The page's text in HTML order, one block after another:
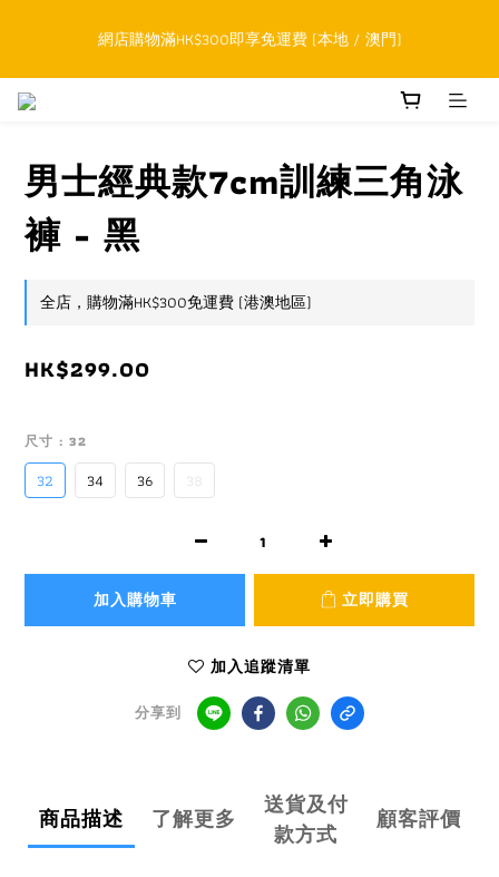
網店購物滿HK$300即享免運費 (本地 / 澳門)
累積購物滿HK$800升級為網上VIP，下一訂單開始永久可享正價貨
順豐香港SFHK APP取件通知功能將取代SMS短訊
男士經典款7cm訓練三角泳
褲 - 黑
全店，購物滿HK$300免運費 (港澳地區)
HK$299.00
尺寸 : 32
32 34 36 38
加入購物車 立即購買
加入追蹤清單
分享到
商品描述 了解更多
送貨及付
款方式
顧客評價